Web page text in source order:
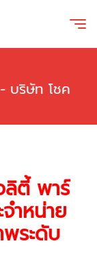
บริษัท โชค
ตี้ พาร์
ำหน่าย
ระดับ